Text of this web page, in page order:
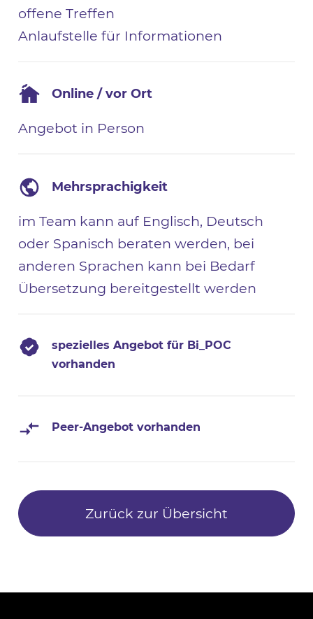
offene Treffen
Anlaufstelle für Informationen
Online / vor Ort
Angebot in Person
Mehrsprachigkeit
im Team kann auf Englisch, Deutsch
oder Spanisch beraten werden, bei
anderen Sprachen kann bei Bedarf
Übersetzung bereitgestellt werden
spezielles Angebot für Bi_POC
vorhanden
Peer-Angebot vorhanden
Zurück zur Übersicht